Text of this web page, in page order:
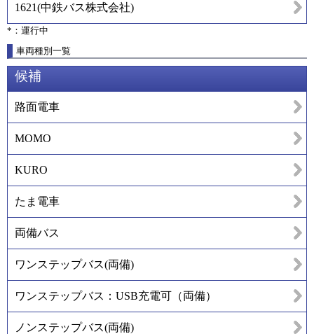
1621(中鉄バス株式会社)
*：運行中
車両種別一覧
候補
路面電車
MOMO
KURO
たま電車
両備バス
ワンステップバス(両備)
ワンステップバス：USB充電可（両備）
ノンステップバス(両備)